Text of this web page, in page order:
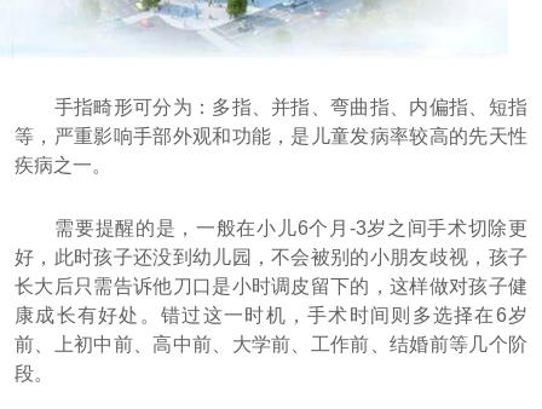
手指畸形可分为：多指、并指、弯曲指、内偏指、短指
等，严重影响手部外观和功能，是儿童发病率较高的先天性
疾病之一。
需要提醒的是，一般在小儿6个月-3岁之间手术切除更
好，此时孩子还没到幼儿园，不会被别的小朋友歧视，孩子
长大后只需告诉他刀口是小时调皮留下的，这样做对孩子健
康成长有好处。错过这一时机，手术时间则多选择在6岁
前、上初中前、高中前、大学前、工作前、结婚前等几个阶
段。